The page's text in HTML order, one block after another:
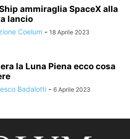
ammiraglia SpaceX alla
lancio
Coelum - 18 Aprile 2023
la Luna Piena ecco cosa
Badalotti - 6 Aprile 2023